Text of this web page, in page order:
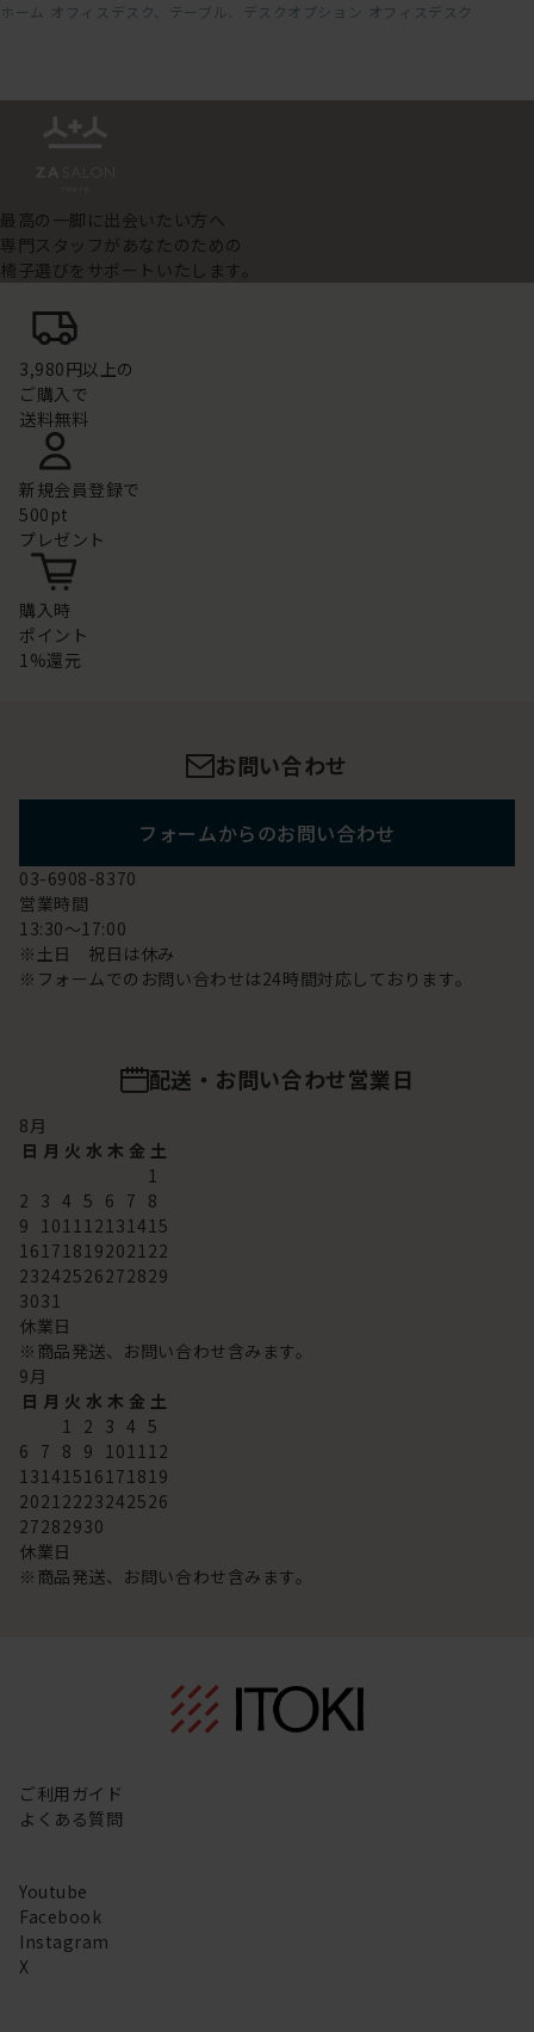
ホーム
オフィスデスク、テーブル、デスクオプション オフィスデスク
最高の一脚に出会いたい方へ
専門スタッフがあなたのための
椅子選びをサポートいたします。
3,980円以上の
ご購入で
送料無料
新規会員登録で
500pt
プレゼント
購入時
ポイント
1%還元
お問い合わせ
フォームからのお問い合わせ
03-6908-8370
営業時間
13:30～17:00
※土日 祝日は休み
※フォームでのお問い合わせは24時間対応しております。
配送・お問い合わせ営業日
8月
日 月 火 水 木 金 土
1
2 3 4 5 6 7 8
9 101112131415
16171819202122
23242526272829
3031
休業日
※商品発送、お問い合わせ含みます。
9月
日 月 火 水 木 金 土
1 2 3 4 5
6 7 8 9 101112
13141516171819
20212223242526
27282930
休業日
※商品発送、お問い合わせ含みます。
ご利用ガイド
よくある質問
Youtube
Facebook
Instagram
X